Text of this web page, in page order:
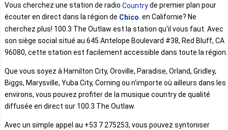
Vous cherchez une station de radio Countryde premier plan pour
écouter en direct dans la région de Chico. en Californie? Ne
cherchez plus! 100.3 The Outlaw est la station qu'il vous faut. Avec
son siège social situé au 645 Antelope Boulevard #38, Red Bluff, CA
96080, cette station est facilement accessible dans toute la région.
Que vous soyez à Hamilton City, Oroville, Paradise, Orland, Gridley,
Biggs, Marysville, Yuba City, Corning ou n'importe où ailleurs dans les
environs, vous pouvez profiter de la musique country de qualité
diffusée en direct sur 100.3 The Outlaw.
Avec un simple appel au +53 7 275253, vous pouvez syntoniser